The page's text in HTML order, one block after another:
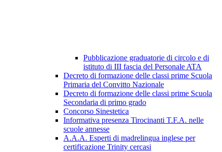
Pubblicazione graduatorie di circolo e di
istituto di III fascia del Personale ATA
Decreto di formazione delle classi prime Scuola
Primaria del Convitto Nazionale
Decreto di formazione delle classi prime Scuola
Secondaria di primo grado
Concorso Sinestetica
Informativa presenza Tirocinanti T.F.A. nelle
scuole annesse
A.A.A. Esperti di madrelingua inglese per
certificazione Trinity cercasi